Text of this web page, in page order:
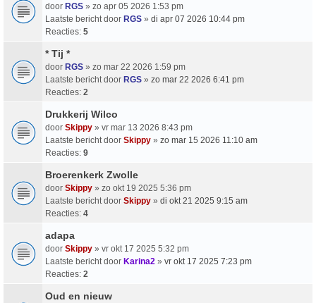
door RGS » zo apr 05 2026 1:53 pm
Laatste bericht door RGS » di apr 07 2026 10:44 pm
Reacties: 5
* Tij *
door RGS » zo mar 22 2026 1:59 pm
Laatste bericht door RGS » zo mar 22 2026 6:41 pm
Reacties: 2
Drukkerij Wilco
door Skippy » vr mar 13 2026 8:43 pm
Laatste bericht door Skippy » zo mar 15 2026 11:10 am
Reacties: 9
Broerenkerk Zwolle
door Skippy » zo okt 19 2025 5:36 pm
Laatste bericht door Skippy » di okt 21 2025 9:15 am
Reacties: 4
adapa
door Skippy » vr okt 17 2025 5:32 pm
Laatste bericht door Karina2 » vr okt 17 2025 7:23 pm
Reacties: 2
Oud en nieuw